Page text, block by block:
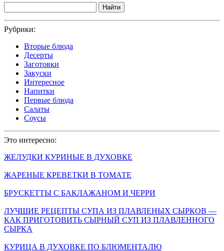
Найти
Рубрики:
Вторые блюда
Десерты
Заготовки
Закуски
Интересное
Напитки
Первые блюда
Салаты
Соусы
Это интересно:
ЖЕЛУДКИ КУРИНЫЕ В ДУХОВКЕ
ЖАРЕНЫЕ КРЕВЕТКИ В ТОМАТЕ
БРУСКЕТТЫ С БАКЛАЖАНОМ И ЧЕРРИ
ЛУЧШИЕ РЕЦЕПТЫ СУПА ИЗ ПЛАВЛЕНЫХ СЫРКОВ —
КАК ПРИГОТОВИТЬ СЫРНЫЙ СУП ИЗ ПЛАВЛЕННОГО
СЫРКА
КУРИЦА В ДУХОВКЕ ПО БЛЮМЕНТАЛЮ